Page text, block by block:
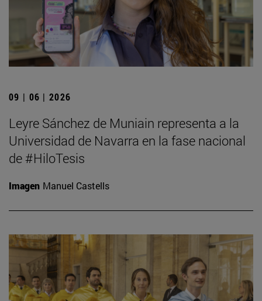
09 | 06 | 2026
Leyre Sánchez de Muniain representa a la
Universidad de Navarra en la fase nacional
de #HiloTesis
Imagen Manuel Castells